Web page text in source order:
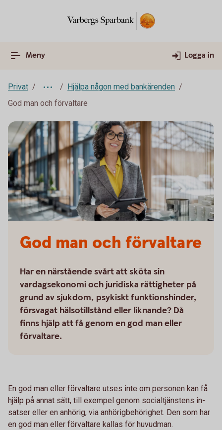
Meny Logga in
Privat
Hjälpa någon med bankärenden
God man och förvaltare
God man och förvaltare
Har en närstående svårt att sköta sin
vardagsekonomi och juridiska rättigheter på
grund av sjukdom, psykiskt funktionshinder,
försvagat hälsotillstånd eller liknande? Då
finns hjälp att få genom en god man eller
förvaltare.
En god man eller förvaltare utses inte om personen kan få
hjälp på annat sätt, till exempel genom social­tjänstens in­
satser eller en anhörig, via anhörigbehörighet. Den som har
en god man eller förvaltare kallas för huvudman.